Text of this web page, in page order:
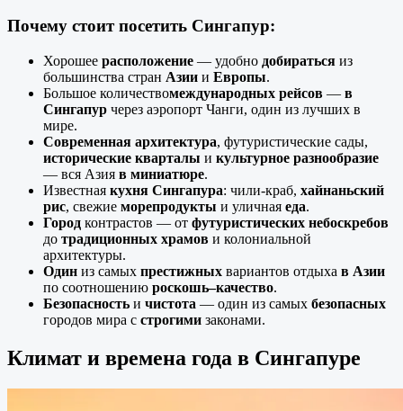
Почему стоит посетить Сингапур:
Хорошее расположение — удобно добираться из
большинства стран Азии и Европы.
Большое количествомеждународных рейсов — в
Сингапур через аэропорт Чанги, один из лучших в
мире.
Современная архитектура, футуристические сады,
исторические кварталы и культурное разнообразие
— вся Азия в миниатюре.
Известная кухня Сингапура: чили-краб, хайнаньский
рис, свежие морепродукты и уличная еда.
Город контрастов — от футуристических небоскребов
до традиционных храмов и колониальной
архитектуры.
Один из самых престижных вариантов отдыха в Азии
по соотношению роскошь–качество.
Безопасность и чистота — один из самых безопасных
городов мира с строгими законами.
Климат и времена года в Сингапуре